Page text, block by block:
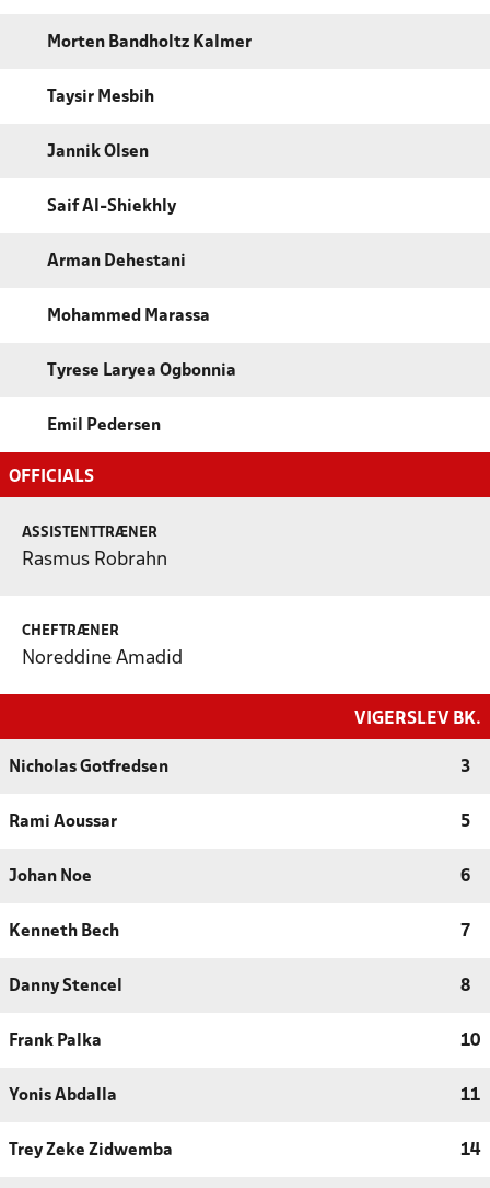
Morten Bandholtz Kalmer
Taysir Mesbih
Jannik Olsen
Saif Al-Shiekhly
Arman Dehestani
Mohammed Marassa
Tyrese Laryea Ogbonnia
Emil Pedersen
OFFICIALS
ASSISTENTTRÆNER
Rasmus Robrahn
CHEFTRÆNER
Noreddine Amadid
VIGERSLEV BK.
Nicholas Gotfredsen 3
Rami Aoussar 5
Johan Noe 6
Kenneth Bech 7
Danny Stencel 8
Frank Palka 10
Yonis Abdalla 11
Trey Zeke Zidwemba 14